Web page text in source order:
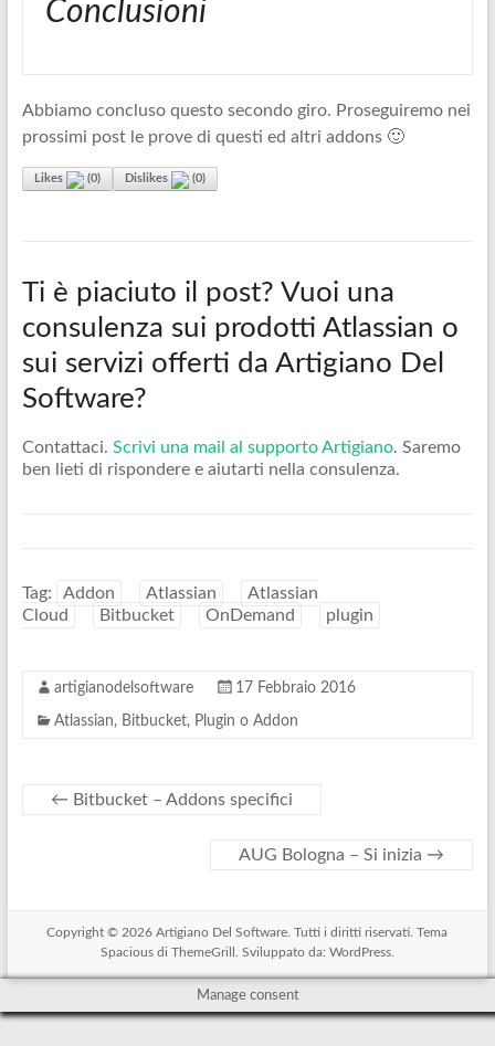
Conclusioni
Abbiamo concluso questo secondo giro. Proseguiremo nei
prossimi post le prove di questi ed altri addons 🙂
Likes (0) Dislikes (0)
Ti è piaciuto il post? Vuoi una
consulenza sui prodotti Atlassian o
sui servizi offerti da Artigiano Del
Software?
Contattaci. Scrivi una mail al supporto Artigiano. Saremo
ben lieti di rispondere e aiutarti nella consulenza.
Tag: Addon Atlassian
Atlassian
Cloud
Bitbucket OnDemand plugin
artigianodelsoftware 17 Febbraio 2016
Atlassian, Bitbucket, Plugin o Addon
← Bitbucket – Addons specifici
AUG Bologna – Si inizia →
Copyright © 2026Artigiano Del Software . Tutti i diritti riservati. Tema
Spaciousdi ThemeGrill. Sviluppato da: WordPress.
Manage consent